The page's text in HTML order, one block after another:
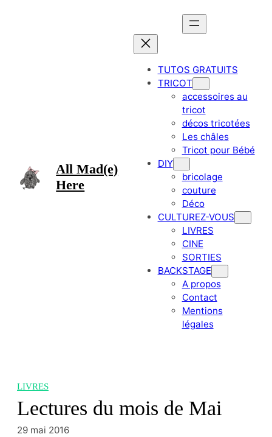
All Mad(e)
Here
TUTOS GRATUITS
TRICOT
accessoires au
tricot
décos tricotées
Les châles
Tricot pour Bébé
DIY
bricolage
couture
Déco
CULTUREZ-VOUS
LIVRES
CINE
SORTIES
BACKSTAGE
A propos
Contact
Mentions
légales
LIVRES
Lectures du mois de Mai
29 mai 2016